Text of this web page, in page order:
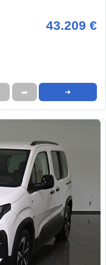
43.209 €
➦ ➜